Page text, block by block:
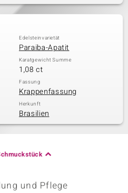
Edelsteinvarietät
Paraiba-Apatit
Karatgewicht Summe
1,08 ct
Fassung
Krappenfassung
Herkunft
Brasilien
und Pflege